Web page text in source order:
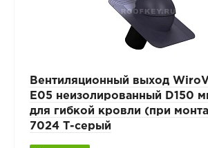
Вентиляционный выход
E05 неизолированный D150
для гибкой кровли (при
7024 Т-серый